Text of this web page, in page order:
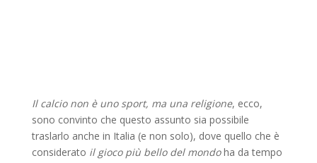
Il calcio non è uno sport, ma una religione, ecco,
sono convinto che questo assunto sia possibile
traslarlo anche in Italia (e non solo), dove quello che è
considerato il gioco più bello del mondoha da tempo